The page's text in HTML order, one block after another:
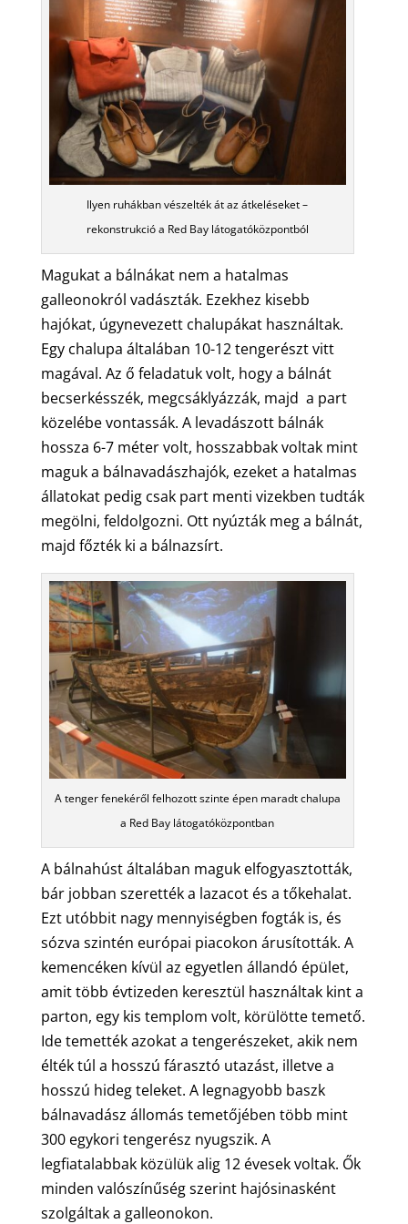
Ilyen ruhákban vészelték át az átkeléseket –
rekonstrukció a Red Bay látogatóközpontból
Magukat a bálnákat nem a hatalmas
galleonokról vadászták. Ezekhez kisebb
hajókat, úgynevezett chalupákat használtak.
Egy chalupa általában 10-12 tengerészt vitt
magával. Az ő feladatuk volt, hogy a bálnát
becserkésszék, megcsáklyázzák, majd a part
közelébe vontassák. A levadászott bálnák
hossza 6-7 méter volt, hosszabbak voltak mint
maguk a bálnavadászhajók, ezeket a hatalmas
állatokat pedig csak part menti vizekben tudták
megölni, feldolgozni. Ott nyúzták meg a bálnát,
majd főzték ki a bálnazsírt.
A tenger fenekéről felhozott szinte épen maradt chalupa
a Red Bay látogatóközpontban
A bálnahúst általában maguk elfogyasztották,
bár jobban szerették a lazacot és a tőkehalat.
Ezt utóbbit nagy mennyiségben fogták is, és
sózva szintén európai piacokon árusították. A
kemencéken kívül az egyetlen állandó épület,
amit több évtizeden keresztül használtak kint a
parton, egy kis templom volt, körülötte temető.
Ide temették azokat a tengerészeket, akik nem
élték túl a hosszú fárasztó utazást, illetve a
hosszú hideg teleket. A legnagyobb baszk
bálnavadász állomás temetőjében több mint
300 egykori tengerész nyugszik. A
legfiatalabbak közülük alig 12 évesek voltak. Ők
minden valószínűség szerint hajósinasként
szolgáltak a galleonokon.